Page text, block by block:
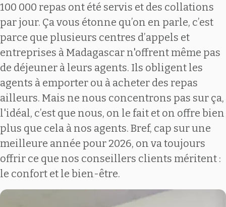
100 000 repas ont été servis et des collations
par jour. Ça vous étonne qu’on en parle, c’est
parce que plusieurs centres d’appels et
entreprises à Madagascar n'offrent même pas
de déjeuner à leurs agents. Ils obligent les
agents à emporter ou à acheter des repas
ailleurs. Mais ne nous concentrons pas sur ça,
l'idéal, c’est que nous, on le fait et on offre bien
plus que cela à nos agents. Bref, cap sur une
meilleure année pour 2026, on va toujours
offrir ce que nos conseillers clients méritent :
le confort et le bien-être.